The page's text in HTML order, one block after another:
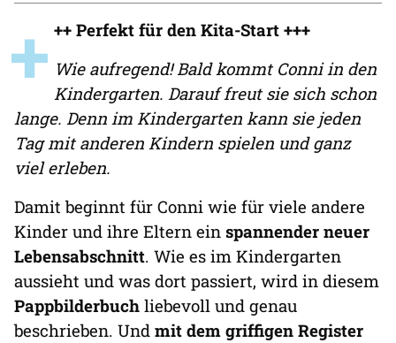
+ ++ Perfekt für den Kita-Start +++
Wie aufregend! Bald kommt Conni in den
Kindergarten. Darauf freut sie sich schon
lange. Denn im Kindergarten kann sie jeden
Tag mit anderen Kindern spielen und ganz
viel erleben.
Damit beginnt für Conni wie für viele andere
Kinder und ihre Eltern ein spannender neuer
Lebensabschnitt. Wie es im Kindergarten
aussieht und was dort passiert, wird in diesem
Pappbilderbuch liebevoll und genau
beschrieben. Und mit dem griffigen Register